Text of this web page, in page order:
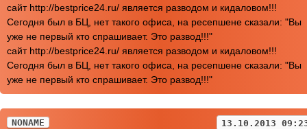
сайт http://bestprice24.ru/ является разводом и кидаловом!!!
Сегодня был в БЦ, нет такого офиса, на ресепшене сказали: "Вы
уже не первый кто спрашивает. Это развод!!!"
сайт http://bestprice24.ru/ является разводом и кидаловом!!!
Сегодня был в БЦ, нет такого офиса, на ресепшене сказали: "Вы
уже не первый кто спрашивает. Это развод!!!"
NONAME 13.10.2013